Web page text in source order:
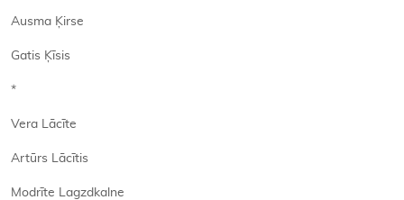
Ausma Ķirse
Gatis Ķīsis
*
Vera Lācīte
Artūrs Lācītis
Modrīte Lagzdkalne